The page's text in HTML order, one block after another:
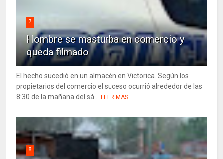
7
Hombre se masturba en comercio y
queda filmado
El hecho sucedió en un almacén en Victorica. Según los
propietarios del comercio el suceso ocurrió alrededor de las
8:30 de la mañana del sá...
LEER MAS
8